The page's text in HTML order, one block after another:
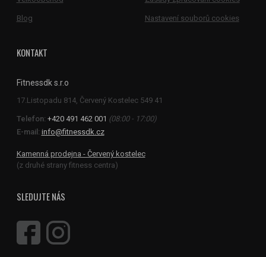
Blog Nastavení souborů cookies
KONTAKT
Fitnessdk s.r.o
Telefon: +420 491 462 001 (08:00 - 17:00)
E-mail: info@fitnessdk.cz
Kamenná prodejna - Červený kostelec
(z druhé strany fitness centra)
SLEDUJTE NÁS